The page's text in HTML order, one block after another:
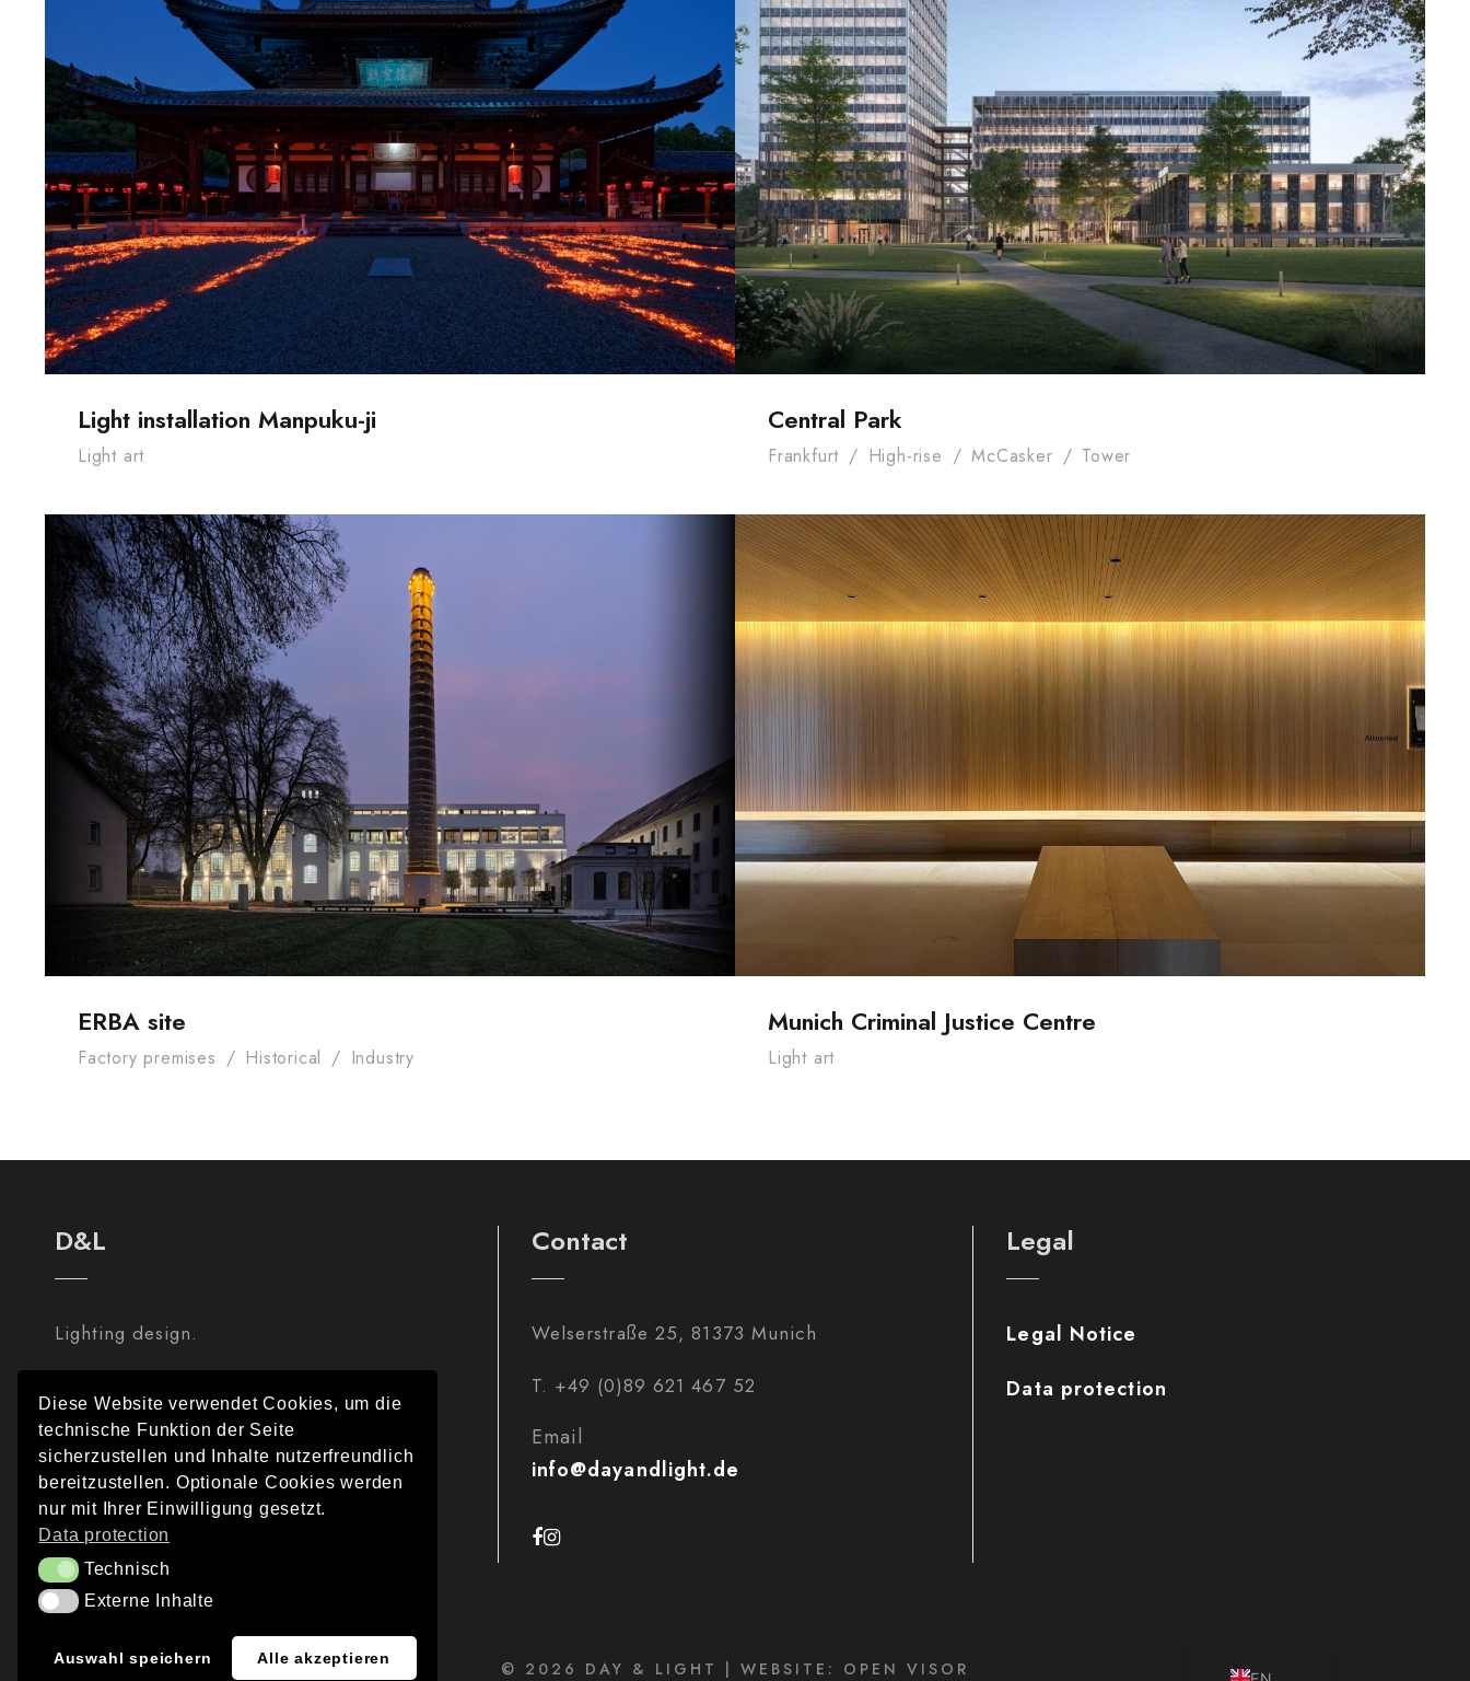
Light installation Manpuku-ji
Light installation Manpuku-ji
Light art
Central Park
Central Park
Frankfurt / High-rise / McCasker / Tower
ERBA site
ERBA site
Factory premises / Historical / Industry
Munich Criminal Justice Centre
Munich Criminal Justice Centre
Light art
D&L
Lighting design.
Contact
Welserstraße 25, 81373 Munich
T. +49 (0)89 621 467 52
Email
info@dayandlight.de
Legal
Legal Notice
Data protection
© 2026 DAY & LIGHT | WEBSITE: OPEN VISOR
Diese Website verwendet Cookies, um die
technische Funktion der Seite
sicherzustellen und Inhalte nutzerfreundlich
bereitzustellen. Optionale Cookies werden
nur mit Ihrer Einwilligung gesetzt.
Data protection
TechnischTechnisch
Externe Inhalte
Externe Inhalte
Auswahl speichern Alle akzeptieren